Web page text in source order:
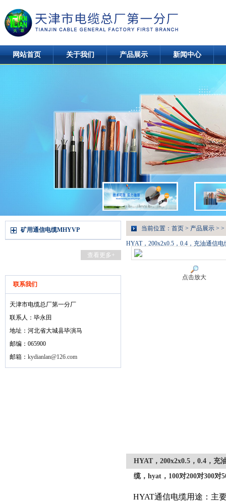
网站首页 关于我们 产品展示 新闻中心
矿用通信电缆MHYVP
查看更多+
联系我们
天津市电缆总厂第一分厂
联系人：毕永田
地址：河北省大城县毕演马
邮编：065900
邮箱： kydianlan@126.com
当前位置： 首页 > 产品展示 > >
HYAT，200x2x0.5，0.4，充油通信
点击放大
HYAT，200x2x0.5，0.4，充
缆，hyat，100对200对300对
HYAT通信电缆用途：主